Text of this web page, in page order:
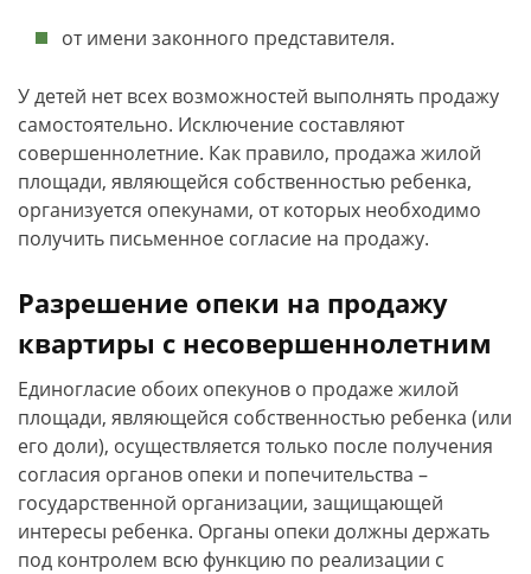
от имени законного представителя.
У детей нет всех возможностей выполнять продажу
самостоятельно. Исключение составляют
совершеннолетние. Как правило, продажа жилой
площади, являющейся собственностью ребенка,
организуется опекунами, от которых необходимо
получить письменное согласие на продажу.
Разрешение опеки на продажу
квартиры с несовершеннолетним
Единогласие обоих опекунов о продаже жилой
площади, являющейся собственностью ребенка (или
его доли), осуществляется только после получения
согласия органов опеки и попечительства –
государственной организации, защищающей
интересы ребенка. Органы опеки должны держать
под контролем всю функцию по реализации с